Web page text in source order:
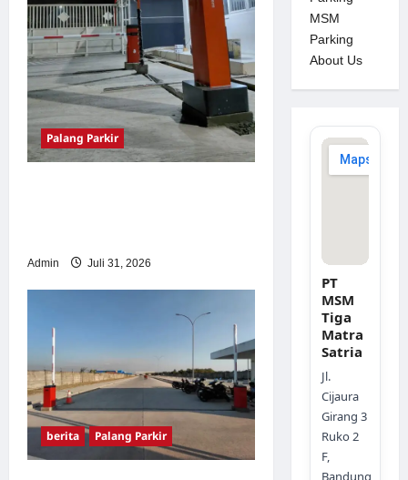
Palang Parkir
Admin Juli 31, 2026
berita Palang Parkir
MSM
Parking
About Us
PT
MSM
Tiga
Matra
Satria
Jl.
Cijaura
Girang 3
Ruko 2
F,
Bandung